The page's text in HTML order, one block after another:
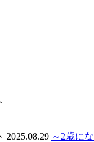
2025.08.29 ～2歳に